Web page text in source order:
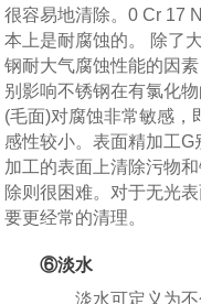
很容易地清除。0 Cr 17
本上是耐腐蚀的。 除了
钢耐大气腐蚀性能的因
别影响不锈钢在有氯化
(毛面)对腐蚀非常敏感，
感性较小。表面精加工
加工的表面上清除污物
除则很困难。对于无光
要更经常的清理。
⑥淡水
淡水可定义为不